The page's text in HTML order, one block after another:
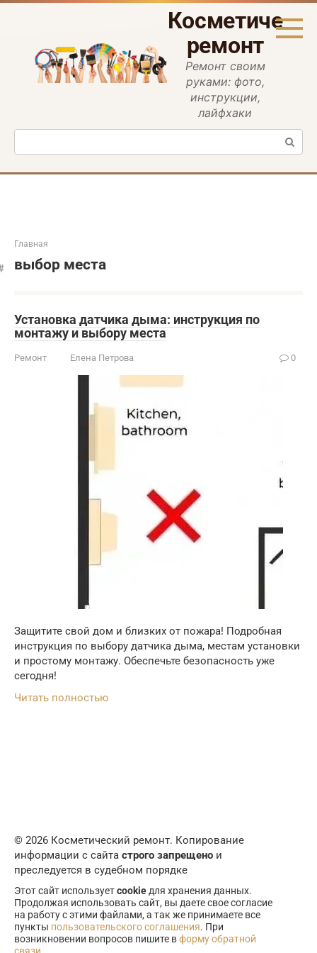
Перейти
ремонт
Ремонт своим
руками: фото,
инструкции,
лайфхаки
Поиск:
Главная
выбор места
Установка датчика дыма: инструкция по
монтажу и выбору места
Ремонт Елена Петрова 0
Защитите свой дом и близких от пожара! Подробная
инструкция по выбору датчика дыма, местам установки
и простому монтажу. Обеспечьте безопасность уже
сегодня!
Читать полностью
© 2026 Косметический ремонт. Копирование
информации с сайта строго запрещено и
преследуется в судебном порядке
Этот сайт используетcookie для хранения данных.
Продолжая использовать сайт, вы даете свое согласие
на работу с этими файлами, а так же принимаете все
пункты пользовательского соглашения. При
возникновении вопросов пишите вформу обратной